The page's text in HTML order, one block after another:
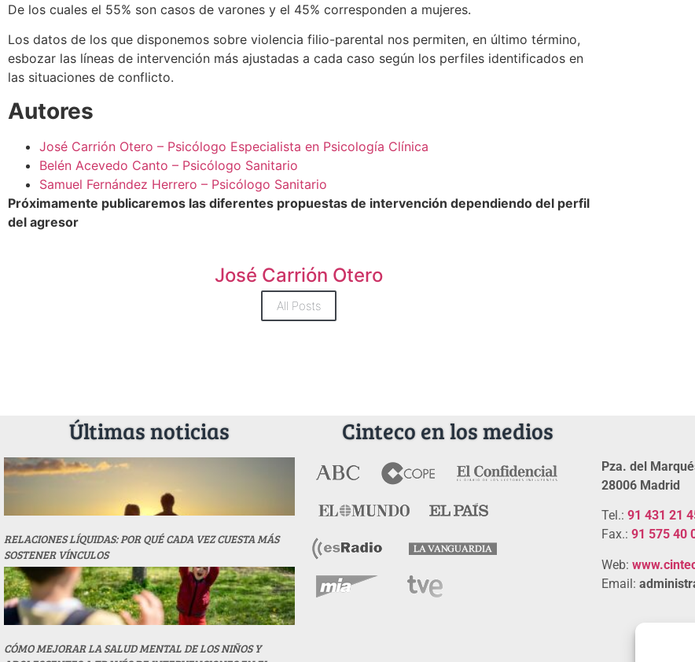
De los cuales el 55% son casos de varones y el 45% corresponden a mujeres.
Los datos de los que disponemos sobre violencia filio-parental nos permiten, en último término,
esbozar las líneas de intervención más ajustadas a cada caso según los perfiles identificados en
las situaciones de conflicto.
Autores
José Carrión Otero – Psicólogo Especialista en Psicología Clínica
Belén Acevedo Canto – Psicólogo Sanitario
Samuel Fernández Herrero – Psicólogo Sanitario
Próximamente publicaremos las diferentes propuestas de intervención dependiendo del perfil
del agresor
José Carrión Otero
All Posts
Últimas noticias
RELACIONES LÍQUIDAS: POR QUÉ CADA VEZ CUESTA MÁS
SOSTENER VÍNCULOS
CÓMO MEJORAR LA SALUD MENTAL DE LOS NIÑOS Y
Cinteco en los medios
Pza. del
28006 Madrid
Tel.: 91 431 21
Fax.: 91 575 40
Web:
Email: